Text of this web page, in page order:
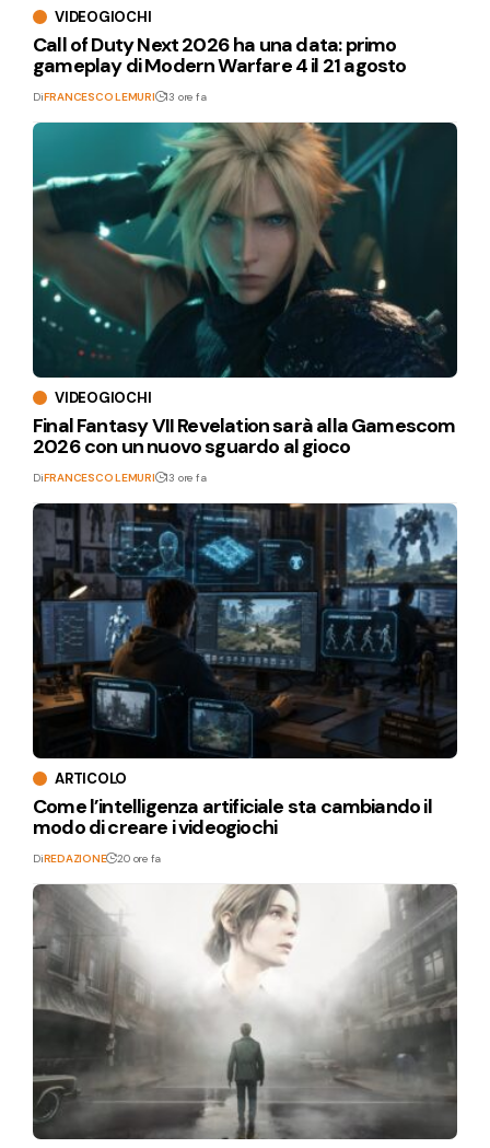
VIDEOGIOCHI
Call of Duty Next 2026 ha una data: primo
gameplay di Modern Warfare 4 il 21 agosto
DiFRANCESCO LEMURI 13 ore fa
VIDEOGIOCHI
Final Fantasy VII Revelation sarà alla Gamescom
2026 con un nuovo sguardo al gioco
DiFRANCESCO LEMURI 13 ore fa
ARTICOLO
Come l’intelligenza artificiale sta cambiando il
modo di creare i videogiochi
DiREDAZIONE 20 ore fa